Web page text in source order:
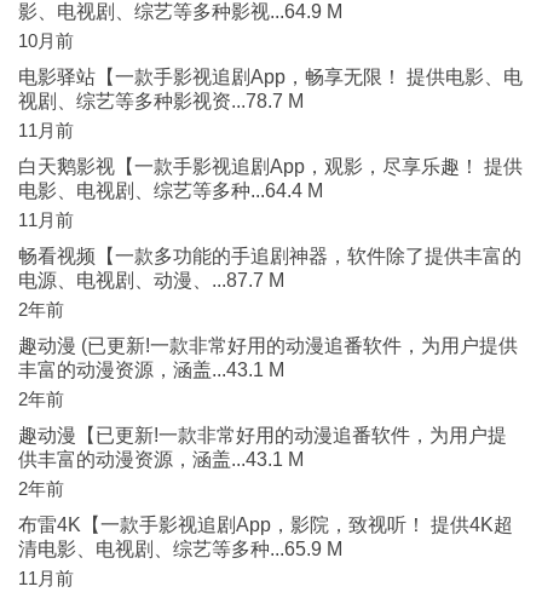
影、电视剧、综艺等多种影视...64.9 M
10月前
电影驿站【一款手影视追剧App，畅享无限！ 提供电影、电
视剧、综艺等多种影视资...78.7 M
11月前
白天鹅影视【一款手影视追剧App，观影，尽享乐趣！ 提供
电影、电视剧、综艺等多种...64.4 M
11月前
畅看视频【一款多功能的手追剧神器，软件除了提供丰富的
电源、电视剧、动漫、...87.7 M
2年前
趣动漫 (已更新!一款非常好用的动漫追番软件，为用户提供
丰富的动漫资源，涵盖...43.1 M
2年前
趣动漫【已更新!一款非常好用的动漫追番软件，为用户提
供丰富的动漫资源，涵盖...43.1 M
2年前
布雷4K【一款手影视追剧App，影院，致视听！ 提供4K超
清电影、电视剧、综艺等多种...65.9 M
11月前